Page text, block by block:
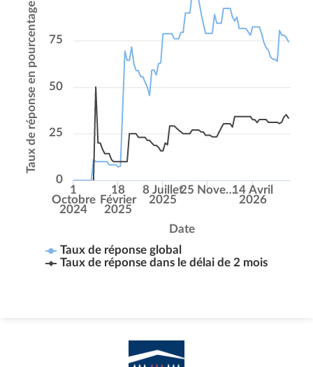
Date
Taux de réponse en pourcentage
Taux de réponse global
Taux de réponse dans le délai de 2 mois
1
Octobre
2024
18
Février
2025
8 Juillet
2025
25 Nove…14 Avril
2026
0
25
50
75